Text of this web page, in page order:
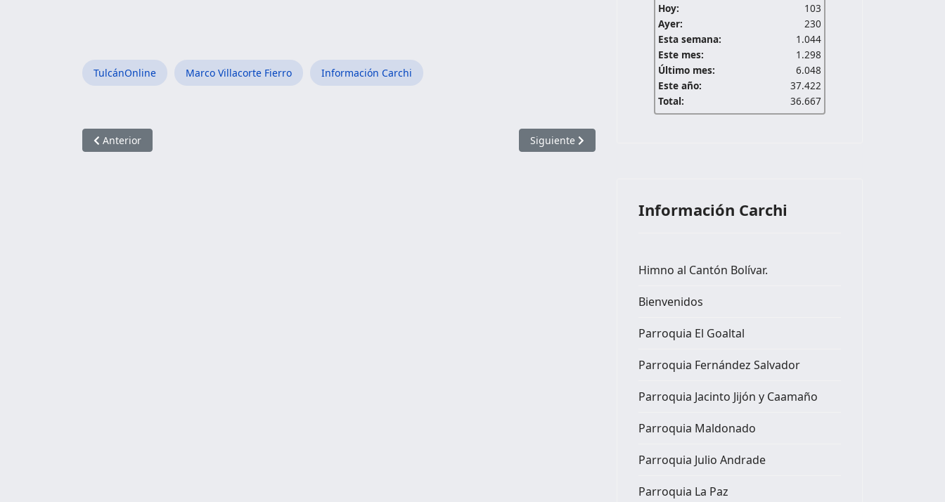
TulcánOnline Marco Villacorte Fierro Información Carchi
Artículo anterior: Parroquia San Vicente de Pusir
Anterior Artículo siguiente: Parroquia Chitán de Navarretes
Siguiente
Hoy:
103
Ayer:
230
Esta semana:
1.044
Este mes:
1.298
Último mes:
6.048
Este año:
37.422
Total:
36.667
Información Carchi
Himno al Cantón Bolívar.
Bienvenidos
Parroquia El Goaltal
Parroquia Fernández Salvador
Parroquia Jacinto Jijón y Caamaño
Parroquia Maldonado
Parroquia Julio Andrade
Parroquia La Paz